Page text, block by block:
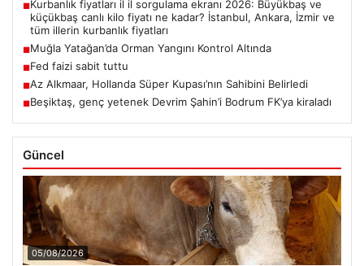
■Kurbanlık fiyatları il il sorgulama ekranı 2026: Büyükbaş ve
küçükbaş canlı kilo fiyatı ne kadar? İstanbul, Ankara, İzmir ve
tüm illerin kurbanlık fiyatları
■Muğla Yatağan’da Orman Yangını Kontrol Altında
■Fed faizi sabit tuttu
■Az Alkmaar, Hollanda Süper Kupası’nın Sahibini Belirledi
■Beşiktaş, genç yetenek Devrim Şahin’i Bodrum FK’ya kiraladı
Güncel
05/08/2026